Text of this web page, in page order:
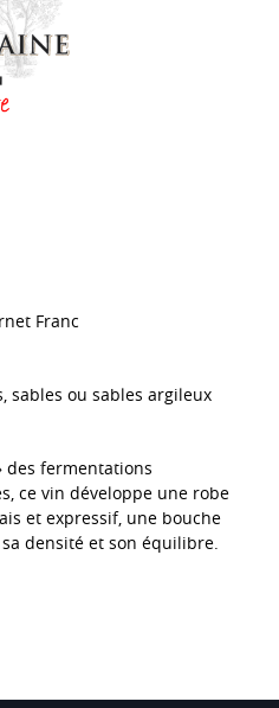
Franc
sables ou sables argileux
des fermentations
ce vin développe une robe
et expressif, une bouche
densité et son équilibre.